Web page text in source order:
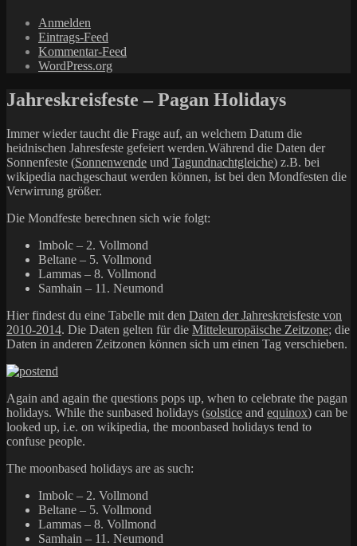
Anmelden
Eintrags-Feed
Kommentar-Feed
WordPress.org
Jahreskreisfeste – Pagan Holidays
Immer wieder taucht die Frage auf, an welchem Datum die
heidnischen Jahresfeste gefeiert werden.Während die Daten der
Sonnenfeste (Sonnenwende und Tagundnachtgleiche) z.B. bei
wikipedia nachgeschaut werden können, ist bei den Mondfesten die
Verwirrung größer.
Die Mondfeste berechnen sich wie folgt:
Imbolc – 2. Vollmond
Beltane – 5. Vollmond
Lammas – 8. Vollmond
Samhain – 11. Neumond
Hier findest du eine Tabelle mit den Daten der Jahreskreisfeste von
2010-2014. Die Daten gelten für die Mitteleuropäische Zeitzone; die
Daten in anderen Zeitzonen können sich um einen Tag verschieben.
Again and again the questions pops up, when to celebrate the pagan
holidays. While the sunbased holidays (solstice and equinox) can be
looked up, i.e. on wikipedia, the moonbased holidays tend to
confuse people.
The moonbased holidays are as such:
Imbolc – 2. Vollmond
Beltane – 5. Vollmond
Lammas – 8. Vollmond
Samhain – 11. Neumond